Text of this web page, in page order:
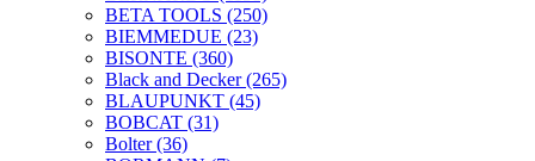
BETA TOOLS (250)
BIEMMEDUE (23)
BISONTE (360)
Black and Decker(265)
BLAUPUNKT (45)
BOBCAT (31)
Bolter(36)